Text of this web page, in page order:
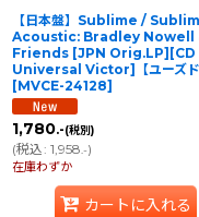
【日本盤】Sublime /
Acoustic: Bradley Nowell
Friends [JPN Orig.LP][CD
Universal Victor]【ユーズド
[MVCE-24128]
1,780.-(税別)
(税込: 1,958.-)
在庫わずか
カートに入れる